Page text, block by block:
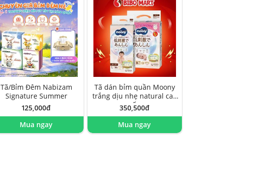
Tã/Bỉm Đêm Nabizam
Signature Summer
125,000đ
Mua ngay
Tã dán bỉm quần Moony
trắng dịu nhẹ natural cao
cấp
350,500đ
Mua ngay